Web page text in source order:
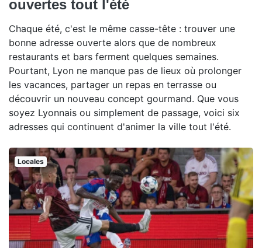
ouvertes tout l'été
Chaque été, c'est le même casse-tête : trouver une
bonne adresse ouverte alors que de nombreux
restaurants et bars ferment quelques semaines.
Pourtant, Lyon ne manque pas de lieux où prolonger
les vacances, partager un repas en terrasse ou
découvrir un nouveau concept gourmand. Que vous
soyez Lyonnais ou simplement de passage, voici six
adresses qui continuent d'animer la ville tout l'été.
Locales